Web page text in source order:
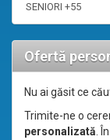
SENIORI +55
Ofertă
Nu ai găsit ce
Trimite-ne o
personalizată.